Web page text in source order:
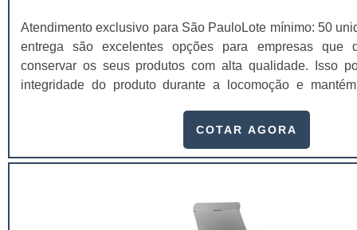
Atendimento exclusivo para São PauloLote mínimo: 50
entrega são excelentes opções para empresas que
conservar os seus produtos com alta qualidade. Isso
integridade do produto durante a locomoção e
comprar embalagens de qualidade, procure um
como alimentício, farmacêutico, cosmético, entre
recicláveis que mantém a integridade dos produtos e
pois elas não causam danos na natureza. Além
COTAR AGORA